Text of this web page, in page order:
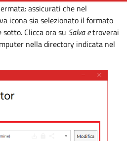
assicurati che nel
icona sia selezionato il formato
Clicca ora su Salva etroverai
nella directory indicata nel